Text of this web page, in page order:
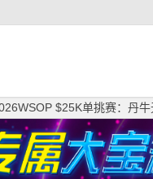
$25K单挑赛：丹